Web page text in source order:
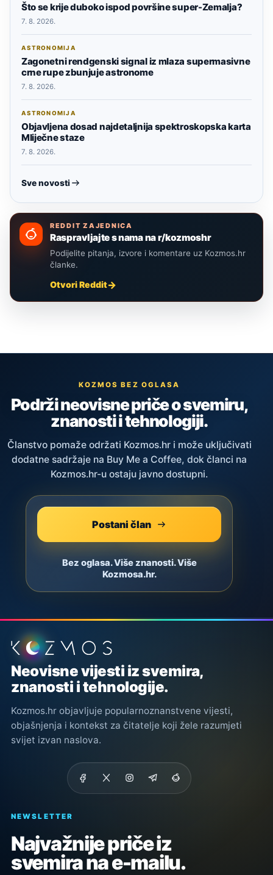
Što se krije duboko ispod površine super-Zemalja?
7. 8. 2026.
ASTRONOMIJA
Zagonetni rendgenski signal iz mlaza supermasivne
crne rupe zbunjuje astronome
7. 8. 2026.
ASTRONOMIJA
Objavljena dosad najdetaljnija spektroskopska karta
Mliječne staze
7. 8. 2026.
Sve novosti
REDDIT ZAJEDNICA
Raspravljajte s nama na r/kozmoshr
Podijelite pitanja, izvore i komentare uz Kozmos.hr
članke.
Otvori Reddit
KOZMOS BEZ OGLASA
Podrži neovisne priče o svemiru,
znanosti i tehnologiji.
Članstvo pomaže održati Kozmos.hr i može uključivati
dodatne sadržaje na Buy Me a Coffee, dok članci na
Kozmos.hr-u ostaju javno dostupni.
Postani član
Bez oglasa. Više znanosti. Više
Kozmosa.hr.
Podnožje stranice
Neovisne vijesti iz svemira,
znanosti i tehnologije.
Kozmos.hr objavljuje popularnoznanstvene vijesti,
objašnjenja i kontekst za čitatelje koji žele razumjeti
svijet izvan naslova.
NEWSLETTER
Najvažnije priče iz
svemira na e-mailu.